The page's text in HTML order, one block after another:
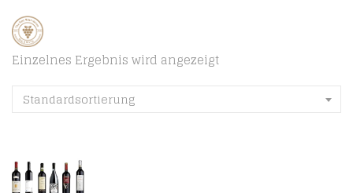
Einzelnes Ergebnis wird angezeigt
Standardsortierung